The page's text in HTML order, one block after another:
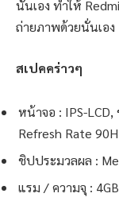
นั่นเอง ทำให้
ถ่ายภาพด้วยนั่นเอง
สเปคคร่าวๆ
หน้าจอ : IPS-
Refresh Rate
ชิปประมวลผล :
แรม / ความจุ :